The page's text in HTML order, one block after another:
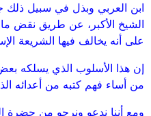
ابن العربي وبذل في سبيل ذلك
الشيخ الأكبر، عن طريق نقض ما
على أنه يخالف فيها الشريعة
إن هذا الأسلوب الذي يسلكه
من أساء فهم كتبه من أعدائه
ومع أننا ندعو ونرجو من حضرة